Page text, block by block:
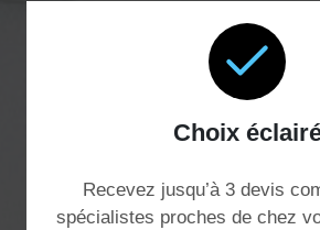
Choix
Recevez jusqu’à 3 devis
spécialistes proches de chez